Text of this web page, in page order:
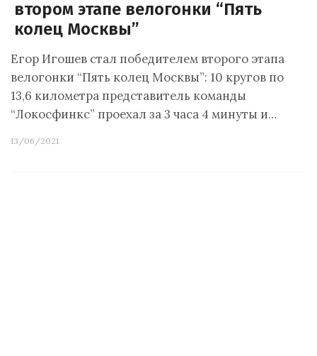
втором этапе велогонки “Пять
колец Москвы”
Егор Игошев стал победителем второго этапа
велогонки “Пять колец Москвы”: 10 кругов по
13,6 километра представитель команды
“Локосфинкс” проехал за 3 часа 4 минуты и…
13/06/2021